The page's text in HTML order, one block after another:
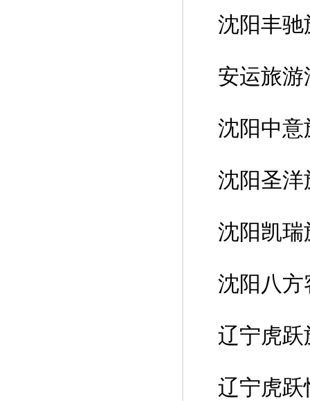
沈阳丰
安运旅
沈阳中
沈阳圣
沈阳凯
沈阳八
辽宁虎
辽宁虎